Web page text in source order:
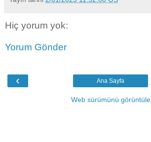
Hiç yorum yok:
Yorum Gönder
‹ Ana Sayfa
Web sürümünü görüntüle